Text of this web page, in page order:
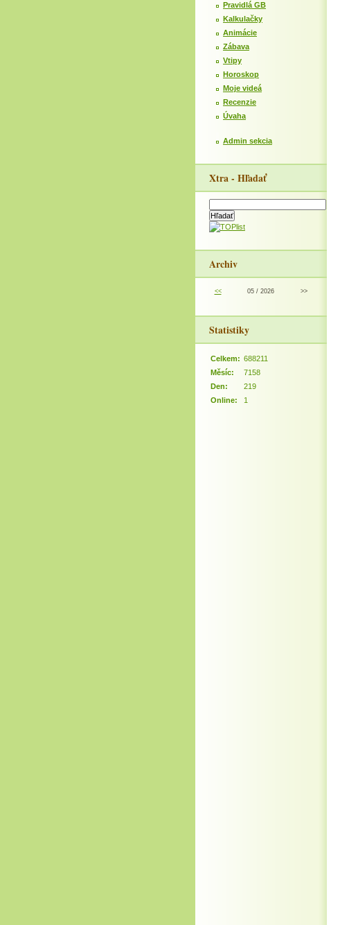
Pravidlá GB
Kalkulačky
Animácie
Zábava
Vtipy
Horoskop
Moje videá
Recenzie
Úvaha
Admin sekcia
Xtra - Hľadať
Archiv
<< 05 / 2026 >>
Statistiky
Online: 1
Celkem: 688211
Měsíc:
7158
Den:
219